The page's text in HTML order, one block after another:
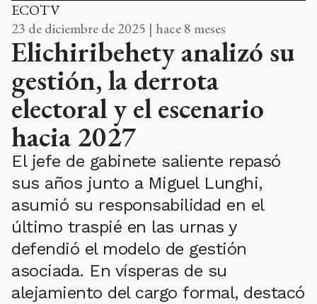
ECOTV
23 de diciembre de 2025 | hace 8 meses
Elichiribehety analizó su
gestión, la derrota
electoral y el escenario
hacia 2027
El jefe de gabinete saliente repasó
sus años junto a Miguel Lunghi,
asumió su responsabilidad en el
último traspié en las urnas y
defendió el modelo de gestión
asociada. En vísperas de su
alejamiento del cargo formal, destacó